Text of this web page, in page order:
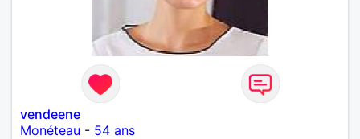
vendeene
Monéteau - 54 ans